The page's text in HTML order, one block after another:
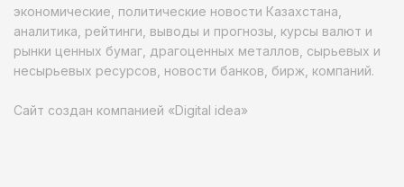
экономические, политические новости Казахстана,
аналитика, рейтинги, выводы и прогнозы, курсы валют и
рынки ценных бумаг, драгоценных металлов, сырьевых и
несырьевых ресурсов, новости банков, бирж, компаний.
Сайт создан компанией «Digital idea»